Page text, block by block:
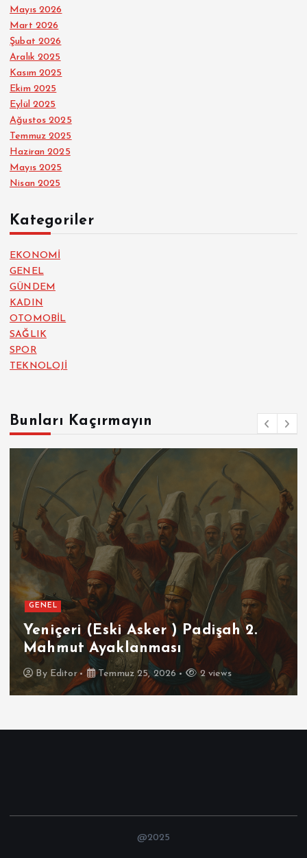
Mayıs 2026
Mart 2026
Şubat 2026
Aralık 2025
Kasım 2025
Ekim 2025
Eylül 2025
Ağustos 2025
Temmuz 2025
Haziran 2025
Mayıs 2025
Nisan 2025
Kategoriler
EKONOMİ
GENEL
GÜNDEM
KADIN
OTOMOBİL
SAĞLIK
SPOR
TEKNOLOJİ
Bunları Kaçırmayın
GENEL
Yeniçeri (Eski Asker ) Padişah 2.
Mahmut Ayaklanması
By Editor Temmuz 25, 2026 2 views
@2025